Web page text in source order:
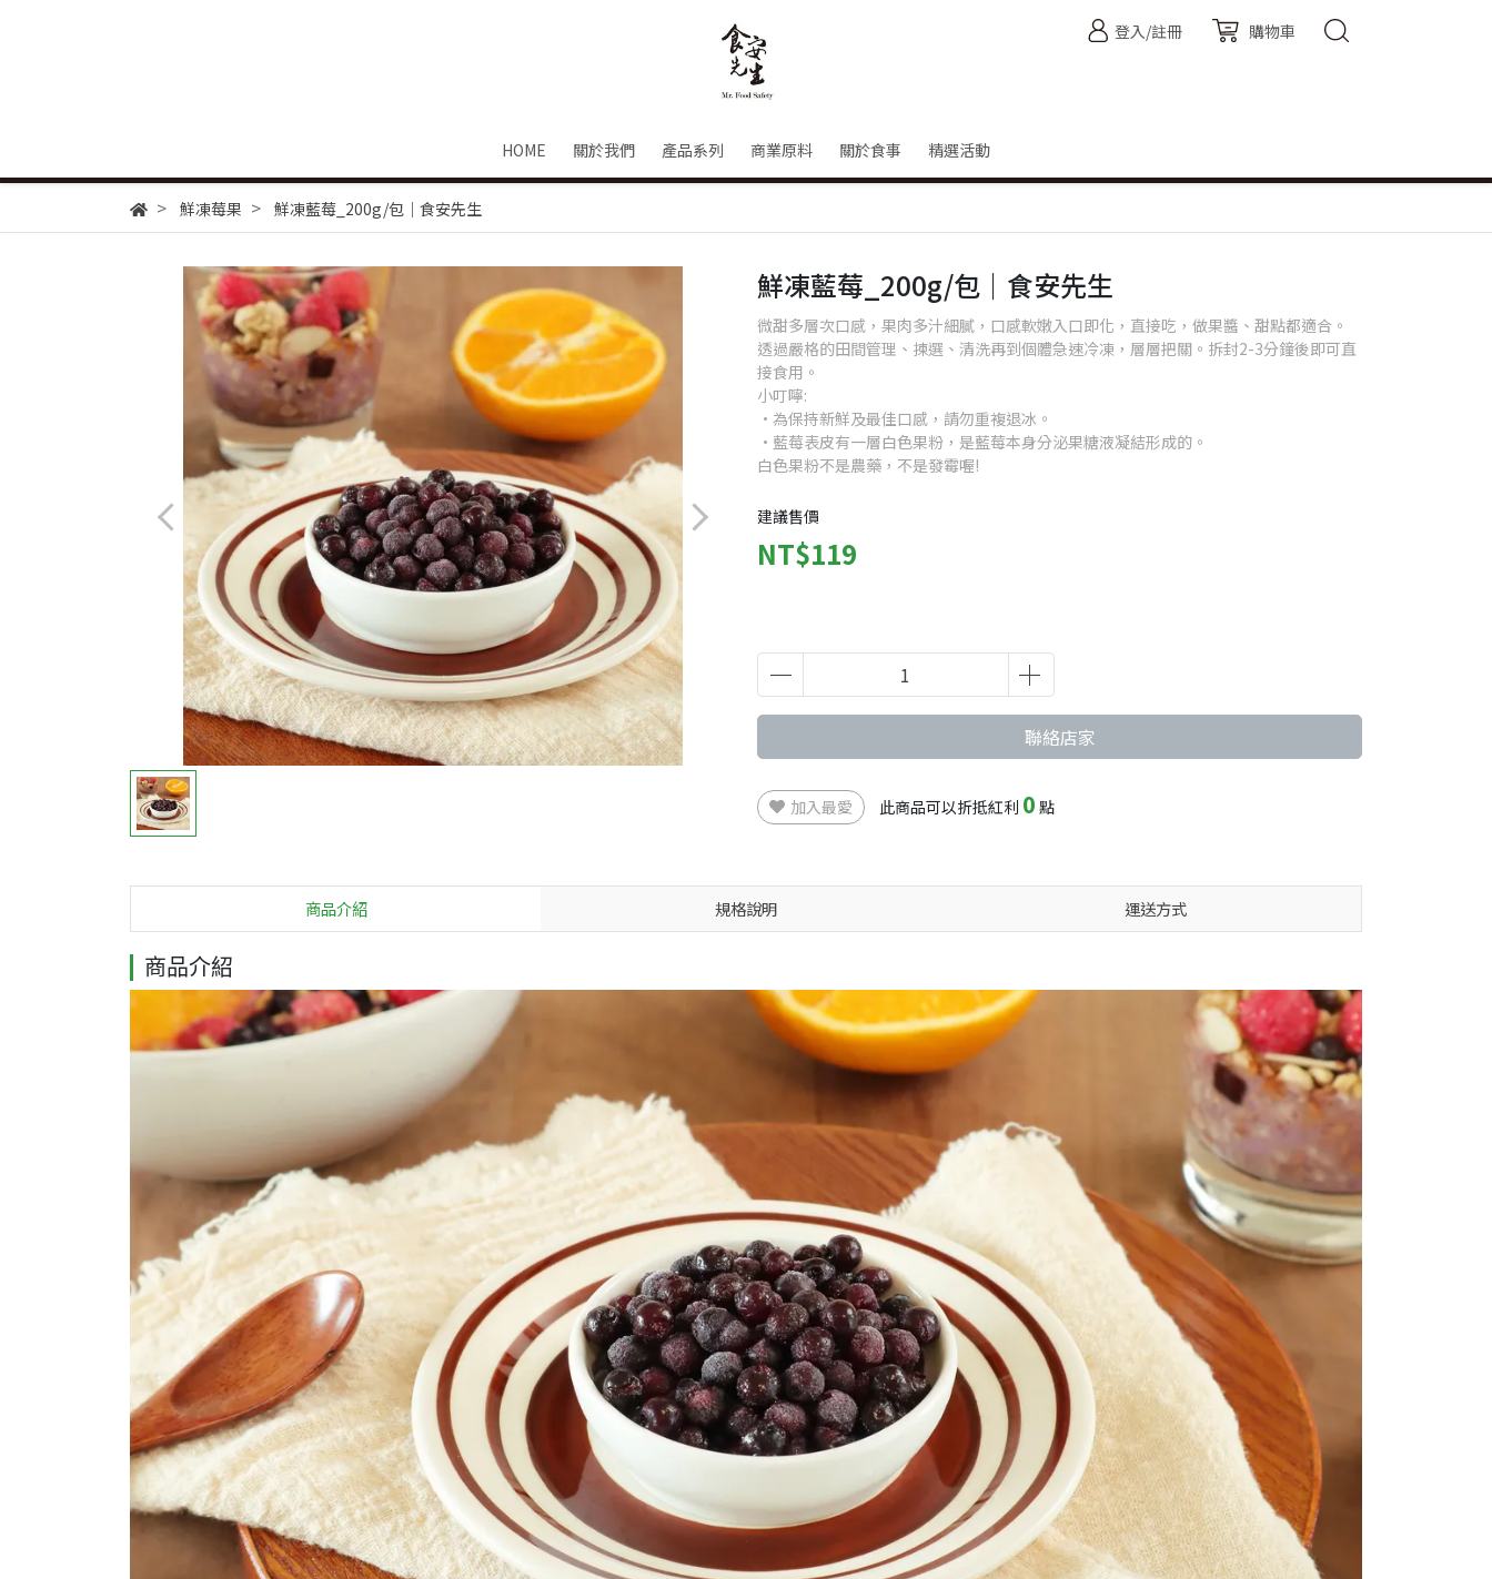
登入/註冊 購物車
HOME 關於我們 產品系列 商業原料 關於食事 精選活動
鮮凍莓果 鮮凍藍莓_200g/包｜食安先生
鮮凍藍莓_200g/包｜食安先生
微甜多層次口感，果肉多汁細膩，口感軟嫩入口即化，直接吃，做果醬、甜點都適合。
透過嚴格的田間管理、揀選、清洗再到個體急速冷凍，層層把關。拆封2-3分鐘後即可直
接食用。
小叮嚀:
·為保持新鮮及最佳口感，請勿重複退冰。
·藍莓表皮有一層白色果粉，是藍莓本身分泌果糖液凝結形成的。
白色果粉不是農藥，不是發霉喔!
建議售價
NT$119
聯絡店家
加入最愛 此商品可以折抵紅利 0 點
商品介紹 規格說明 運送方式
商品介紹